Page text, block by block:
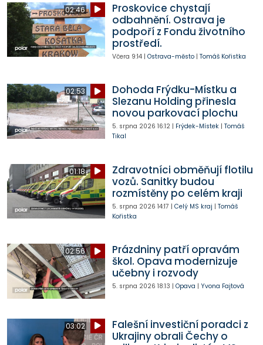
02:46
Proskovice chystají
odbahnění. Ostrava je
podpoří z Fondu životního
prostředí.
Včera 9:14| Ostrava-město| Tomáš Kořistka
02:53
Dohoda Frýdku-Místku a
Slezanu Holding přinesla
novou parkovací plochu
5. srpna 2026 16:12| Frýdek-Místek| Tomáš
Tikal
01:18
Zdravotníci obměňují flotilu
vozů. Sanitky budou
rozmístěny po celém kraji
5. srpna 2026 14:17 | Celý MS kraj | Tomáš
Kořistka
02:56
Prázdniny patří opravám
škol. Opava modernizuje
učebny i rozvody
5. srpna 2026 18:13 | Opava | Yvona Fajtová
03:02
Falešní investiční poradci z
Ukrajiny obrali Čechy o